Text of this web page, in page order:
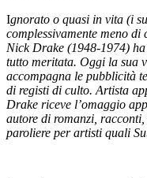
Ignorato o quasi in vita (i
complessivamente meno
Nick Drake (1948-1974)
tutto meritata. Oggi la sua
accompagna le pubblicità
di registi di culto. Artista
Drake riceve l’omaggio
autore di romanzi,
paroliere per artisti quali